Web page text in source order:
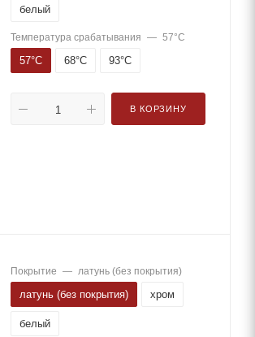
белый
Температура срабатывания — 57°С
57°С 68°С 93°С
В КОРЗИНУ
Покрытие — латунь (без покрытия)
латунь (без покрытия) хром
белый